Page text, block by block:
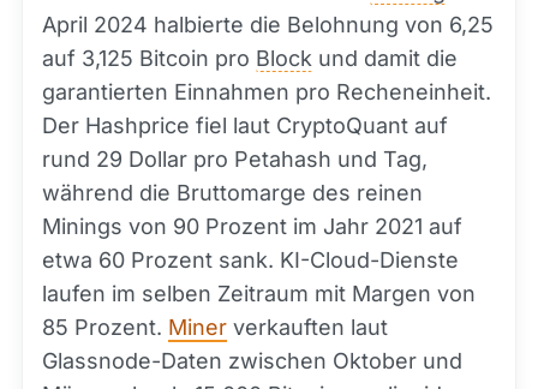
April 2024 halbierte die Belohnung von 6,25
auf 3,125 Bitcoin pro Block und damit die
garantierten Einnahmen pro Recheneinheit.
Der Hashprice fiel laut CryptoQuant auf
rund 29 Dollar pro Petahash und Tag,
während die Bruttomarge des reinen
Minings von 90 Prozent im Jahr 2021 auf
etwa 60 Prozent sank. KI-Cloud-Dienste
laufen im selben Zeitraum mit Margen von
85 Prozent. Miner verkauften laut
Glassnode-Daten zwischen Oktober und